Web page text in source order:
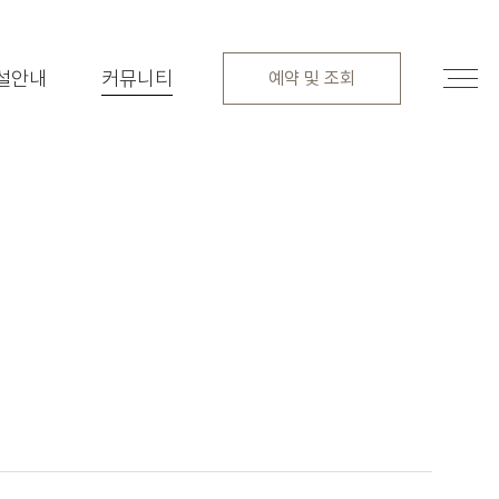
안내 커뮤니티 예약 및 조회